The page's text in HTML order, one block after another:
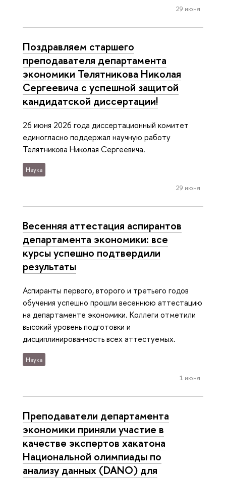
29 июня
Поздравляем старшего
преподавателя департамента
экономики Телятникова Николая
Сергеевича с успешной защитой
кандидатской диссертации!
26 июня 2026 года диссертационный комитет
единогласно поддержал научную работу
Телятникова Николая Сергеевича.
Наука
29 июня
Весенняя аттестация аспирантов
департамента экономики: все
курсы успешно подтвердили
результаты
Аспиранты первого, второго и третьего годов
обучения успешно прошли весеннюю аттестацию
на департаменте экономики. Коллеги отметили
высокий уровень подготовки и
дисциплинированность всех аттестуемых.
Наука
1 июня
Преподаватели департамента
экономики приняли участие в
качестве экспертов хакатона
Национальной олимпиады по
анализу данных (DANO) для